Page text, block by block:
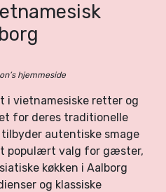
hjemmeside
i vietnamesiske retter og
for deres traditionelle
autentiske smage
populært valg for gæster,
køkken i Aalborg
og klassiske